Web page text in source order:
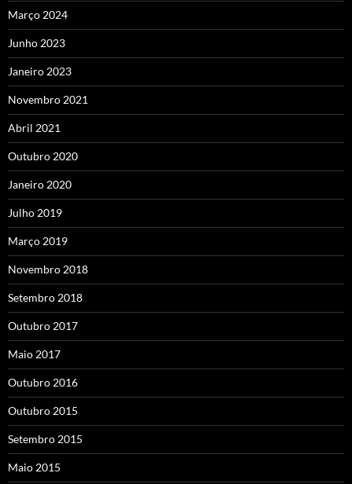
Março 2024
Junho 2023
Janeiro 2023
Novembro 2021
Abril 2021
Outubro 2020
Janeiro 2020
Julho 2019
Março 2019
Novembro 2018
Setembro 2018
Outubro 2017
Maio 2017
Outubro 2016
Outubro 2015
Setembro 2015
Maio 2015